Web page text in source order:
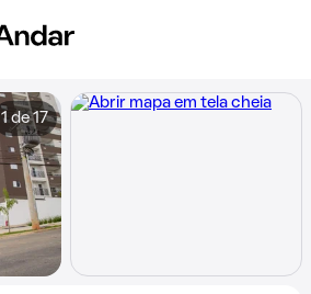
1 de 17